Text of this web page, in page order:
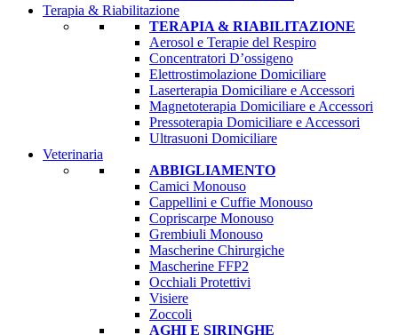
Terapia & Riabilitazione
TERAPIA & RIABILITAZIONE
Aerosol e Terapie del Respiro
Concentratori D’ossigeno
Elettrostimolazione Domiciliare
Laserterapia Domiciliare e Accessori
Magnetoterapia Domiciliare e Accessori
Pressoterapia Domiciliare e Accessori
Ultrasuoni Domiciliare
Veterinaria
ABBIGLIAMENTO
Camici Monouso
Cappellini e Cuffie Monouso
Copriscarpe Monouso
Grembiuli Monouso
Mascherine Chirurgiche
Mascherine FFP2
Occhiali Protettivi
Visiere
Zoccoli
AGHI E SIRINGHE